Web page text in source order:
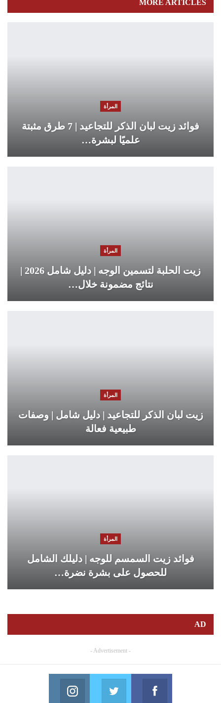
MORE ARTICLES
المرأة
فوائد زيت لبان الذكر للتجاعيد | 7 طرق مثبتة
علميًا لبشرة…
المرأة
زيت الحلبة لتسمين الوجه | دليل شامل 2026 |
نتائج مضمونة خلال…
المرأة
زيت لبان الذكر للتجاعيد | دليل شامل | وصفات
طبيعية فعالة
المرأة
فوائد زيت السمسم للوجه | دليلك الشامل
للحصول على بشرة نضرة…
AD
- Advertisement -
Facebook
Join us on Facebook
Twitter
Join us on Twitter